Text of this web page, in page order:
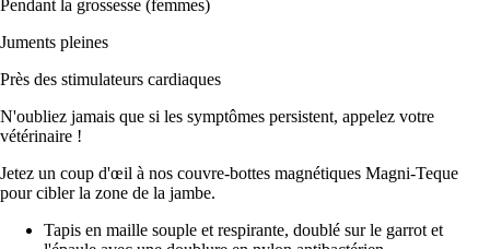
Pendant la grossesse (femmes)
Juments pleines
Près des stimulateurs cardiaques
N'oubliez jamais que si les symptômes persistent, appelez votre
vétérinaire !
Jetez un coup d'œil à nos couvre-bottes magnétiques Magni-Teque
pour cibler la zone de la jambe.
Tapis en maille souple et respirante, doublé sur le garrot et